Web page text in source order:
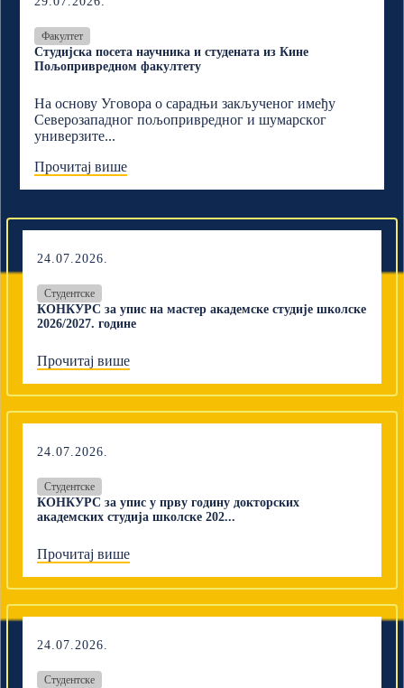
Факултет
Студијска посета научника и студената из Кине
Пољопривредном факултету
На основу Уговора о сарадњи закљученог имеђу
Северозападног пољопривредног и шумарскoг
универзите...
Прочитај више
24.07.2026.
Студентске
КОНКУРС за упис на мастер академске студије школске
2026/2027. године
Прочитај више
24.07.2026.
Студентске
КОНКУРС за упис у прву годину докторских
академских студија школске 202...
Прочитај више
24.07.2026.
Студентске